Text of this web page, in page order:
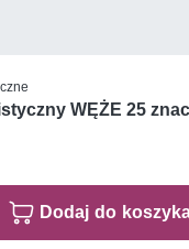
WĘŻE 25
Dodaj do